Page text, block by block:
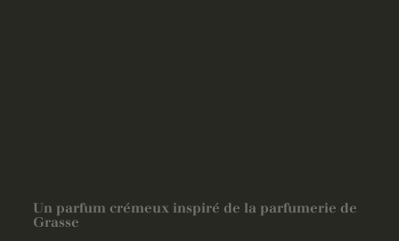
Un parfum crémeux inspiré de la parfumerie de
Grasse